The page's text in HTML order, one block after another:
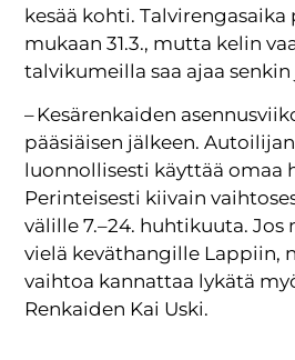
kesää kohti.
mukaan 31.3., mutta kelin
talvikumeilla saa ajaa senkin
– Kesärenkaiden
pääsiäisen jälkeen.
luonnollisesti käyttää omaa
Perinteisesti kiivain
välille 7.–24. huhtikuuta.
vielä keväthangille Lappiin,
vaihtoa kannattaa lykätä
Renkaiden Kai Uski.